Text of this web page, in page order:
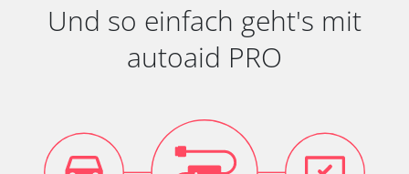
Und so einfach geht's mit
autoaid PRO